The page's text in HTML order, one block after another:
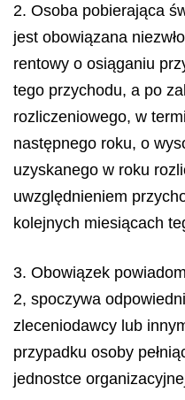
2. Osoba pobierająca
jest obowiązana
rentowy o osiąganiu
tego przychodu, a po
rozliczeniowego, w
następnego roku, o
uzyskanego w roku
uwzględnieniem
kolejnych miesiącach
3. Obowiązek
2, spoczywa
zleceniodawcy lub
przypadku osoby
jednostce